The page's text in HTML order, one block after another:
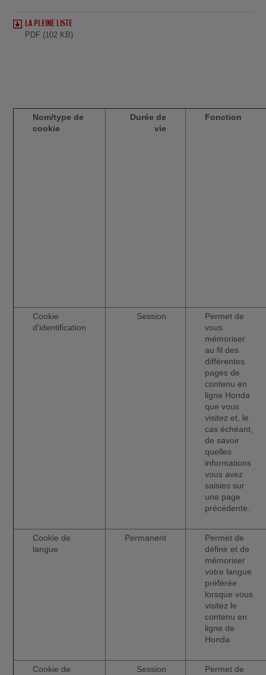
LA PLEINE LISTE
PDF (102 KB)
Nom/type de
cookie
Durée de
vie
Fonction
Cookie
d'identification
Session
Permet de
vous
mémoriser
au fil des
différentes
pages de
contenu en
ligne Honda
que vous
visitez et, le
cas échéant,
de savoir
quelles
informations
vous avez
saisies sur
une page
précédente.
Cookie de
langue
Permanent
Permet de
définir et de
mémoriser
votre langue
préférée
lorsque vous
visitez le
contenu en
ligne de
Honda
Cookie de
Session
Permet de